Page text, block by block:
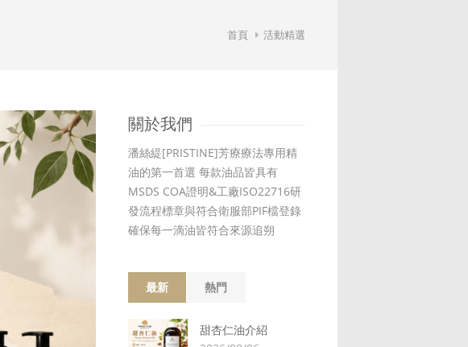
首頁 活動精選
關於我們
潘絲緹[PRISTINE]芳療療法專用精
油的第一首選 每款油品皆具有
MSDS COA證明&工廠ISO22716研
發流程標章與符合衛服部PIF檔登錄
確保每一滴油皆符合來源追朔
最新 熱門
甜杏仁油介紹